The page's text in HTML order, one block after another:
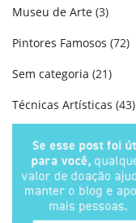
Museu de Arte (3)
Pintores Famosos (72)
Sem categoria (21)
Técnicas Artísticas (43)